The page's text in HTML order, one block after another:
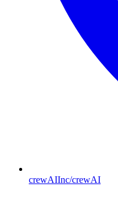
crewAIInc/crewAI